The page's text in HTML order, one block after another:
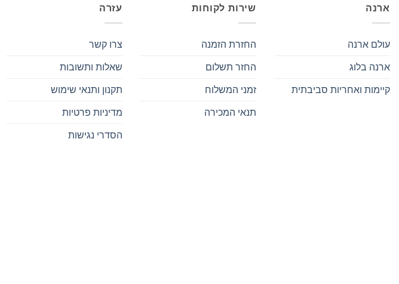
ארנה
עולם ארנה
ארנה בלוג
קיימות ואחריות סביבתית
שירות לקוחות
החזרת הזמנה
החזר תשלום
זמני המשלוח
תנאי המכירה
עזרה
צרו קשר
שאלות ותשובות
תקנון ותנאי שימוש
מדיניות פרטיות
הסדרי נגישות